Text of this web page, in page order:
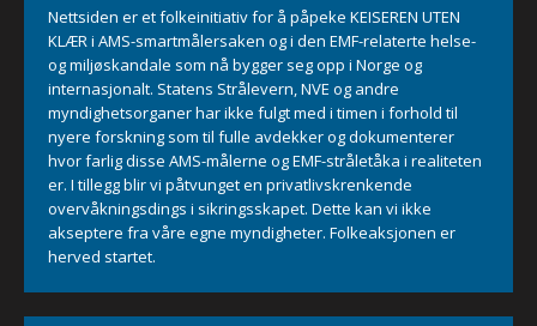
Nettsiden er et folkeinitiativ for å påpeke KEISEREN UTEN
KLÆR i AMS-smartmålersaken og i den EMF-relaterte helse-
og miljøskandale som nå bygger seg opp i Norge og
internasjonalt. Statens Strålevern, NVE og andre
myndighetsorganer har ikke fulgt med i timen i forhold til
nyere forskning som til fulle avdekker og dokumenterer
hvor farlig disse AMS-målerne og EMF-stråletåka i realiteten
er. I tillegg blir vi påtvunget en privatlivskrenkende
overvåkningsdings i sikringsskapet. Dette kan vi ikke
akseptere fra våre egne myndigheter. Folkeaksjonen er
herved startet.